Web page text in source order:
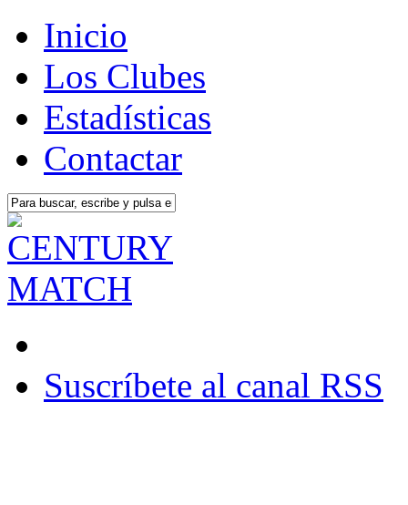
Inicio
Los Clubes
Estadísticas
Contactar
Suscríbete al canal RSS